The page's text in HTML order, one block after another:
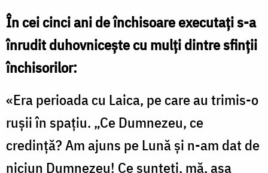
În cei cinci ani de închisoare executați s-a
înrudit duhovnicește cu mulți dintre sfinții
închisorilor:
«Era perioada cu Laica, pe care au trimis-o
ruşii în spaţiu. „Ce Dumnezeu, ce
credinţă? Am ajuns pe Lună şi n-am dat de
niciun Dumnezeu! Ce sunteţi, mă, aşa